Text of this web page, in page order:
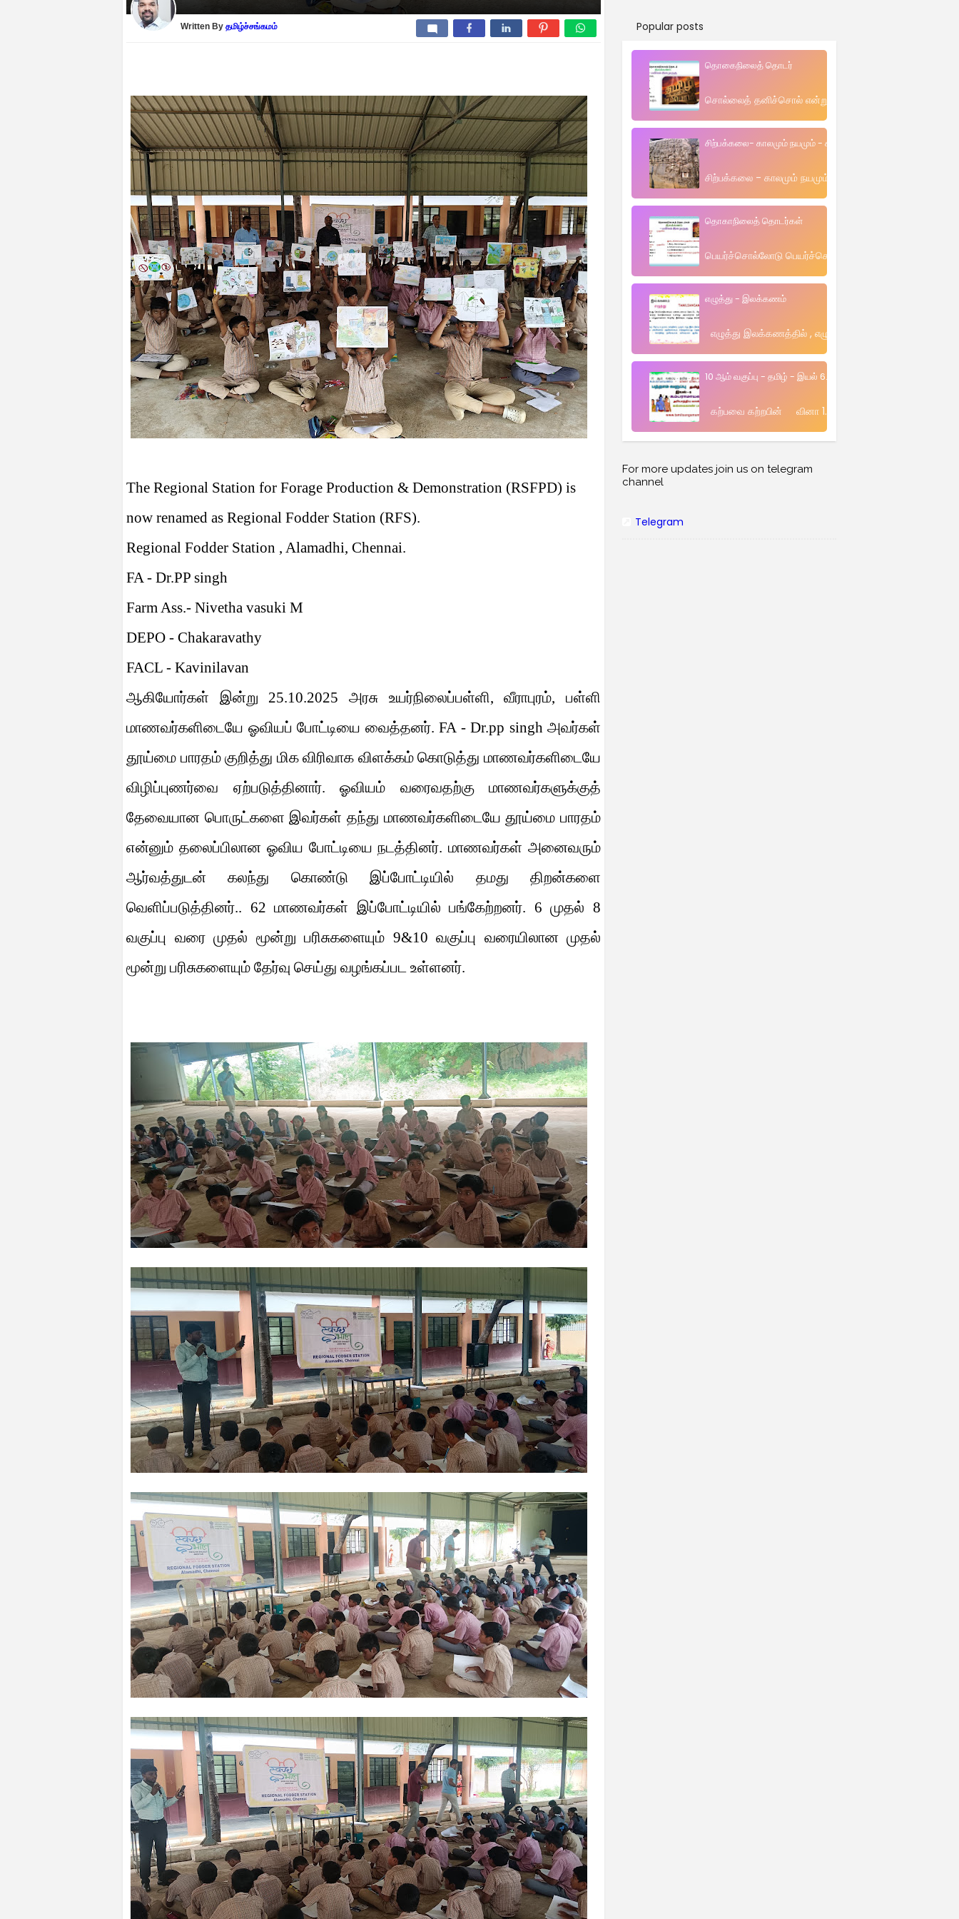
Written By தமிழ்ச்சங்கமம்
The Regional Station for Forage Production & Demonstration (RSFPD) is
now renamed as Regional Fodder Station (RFS).
Regional Fodder Station , Alamadhi, Chennai.
FA - Dr.PP singh
Farm Ass.- Nivetha vasuki M
DEPO - Chakaravathy
FACL - Kavinilavan
ஆகியோர்கள் இன்று 25.10.2025அரசு உயர்நிலைப்பள்ளி,வீராபுரம்,பள்ளி
மாணவர்களிடையே ஓவியப் போட்டியை வைத்தனர். FA - Dr.pp singh அவர்கள்
தூய்மை பாரதம் குறித்து மிக விரிவாக விளக்கம் கொடுத்து மாணவர்களிடையே
விழிப்புணர்வை ஏற்படுத்தினார். ஓவியம் வரைவதற்கு மாணவர்களுக்குத்
தேவையான பொருட்களை இவர்கள் தந்து மாணவர்களிடையே தூய்மை பாரதம்
என்னும் தலைப்பிலான ஓவிய போட்டியை நடத்தினர். மாணவர்கள் அனைவரும்
ஆர்வத்துடன் கலந்து கொண்டு இப்போட்டியில் தமது திறன்களை
வெளிப்படுத்தினர்.. 62மாணவர்கள் இப்போட்டியில் பங்கேற்றனர். 6முதல்8
வகுப்பு வரை முதல் மூன்று பரிசுகளையும் 9&10 வகுப்பு வரையிலான முதல்
மூன்று பரிசுகளையும் தேர்வு செய்து வழங்கப்பட உள்ளனர்.
Popular posts
தொகைநிலைத் தொடர்
சொல்லைத் தனிச்சொல் என்றும் , தொடர்ச்சொல் என்றும்
சிற்பக்கலை- காலமும் நயமும் - கட்டுரை
சிற்பக்கலை - காலமும் நயமும் வெ . பாலமுருகன் (மயிலம்
தொகாநிலைத் தொடர்கள்
பெயர்ச்சொல்லோடு பெயர்ச்சொல்லும் பெயர்ச்சொல்லோடு
எழுத்து - இலக்கணம்
எழுத்து இலக்கணத்தில் , எழுத்துகளின் வகைகள் , அவை
10 ஆம் வகுப்பு - தமிழ் - இயல் 6. கம்பராமாயணம் -
கற்பவை கற்றபின் வினா 1. கம்பராமாயணக்
For more updates join us on telegram
channel
Telegram